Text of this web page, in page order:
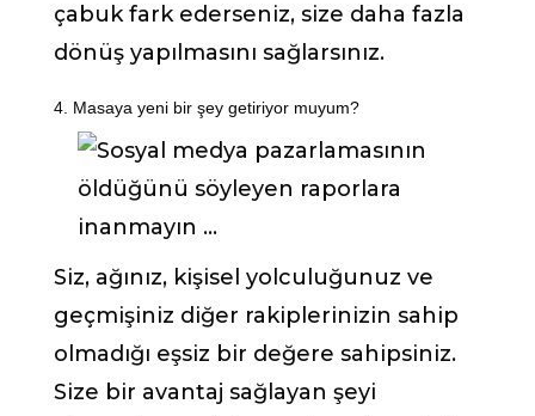
çabuk fark ederseniz, size daha fazla
dönüş yapılmasını sağlarsınız.
4. Masaya yeni bir şey getiriyor muyum?
Siz, ağınız, kişisel yolculuğunuz ve
geçmişiniz diğer rakiplerinizin sahip
olmadığı eşsiz bir değere sahipsiniz.
Size bir avantaj sağlayan şeyi